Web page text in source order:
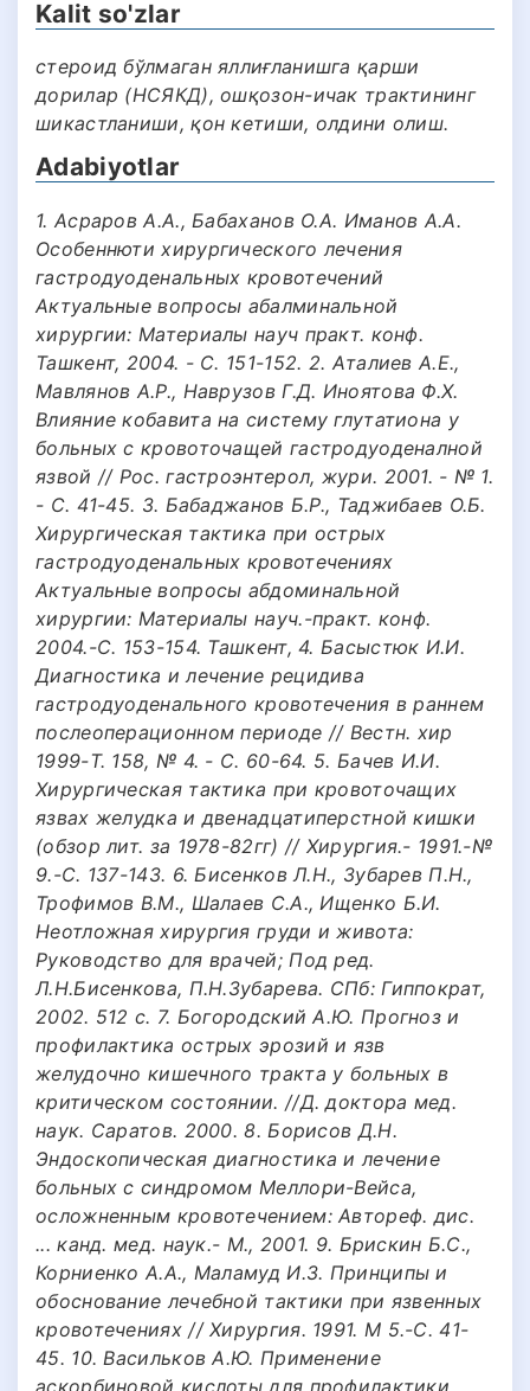
Kalit so'zlar
стероид бўлмаган яллиғланишга қарши
дорилар (НСЯКД), ошқозон-ичак трактининг
шикастланиши, қон кетиши, олдини олиш.
Adabiyotlar
1. Асраров А.А., Бабаханов О.А. Иманов А.А.
Особеннюти хирургического лечения
гастродуоденальных кровотечений
Актуальные вопросы абалминальной
хирургии: Материалы науч практ. конф.
Ташкент, 2004. - С. 151-152. 2. Аталиев А.Е.,
Мавлянов А.Р., Наврузов Г.Д. Иноятова Ф.Х.
Влияние кобавита на систему глутатиона у
больных с кровоточащей гастродуоденалной
язвой // Рос. гастроэнтерол, жури. 2001. - № 1.
- C. 41-45. 3. Бабаджанов Б.Р., Таджибаев О.Б.
Хирургическая тактика при острых
гастродуоденальных кровотечениях
Актуальные вопросы абдоминальной
хирургии: Материалы науч.-практ. конф.
2004.-C. 153-154. Ташкент, 4. Басыстюк И.И.
Диагностика и лечение рецидива
гастродуоденального кровотечения в раннем
послеоперационном периоде // Вестн. хир
1999-T. 158, № 4. - С. 60-64. 5. Бачев И.И.
Хирургическая тактика при кровоточащих
язвах желудка и двенадцатиперстной кишки
(обзор лит. за 1978-82гг) // Хирургия.- 1991.-№
9.-С. 137-143. 6. Бисенков Л.Н., Зубарев П.Н.,
Трофимов В.М., Шалаев С.А., Ищенко Б.И.
Неотложная хирургия груди и живота:
Руководство для врачей; Под ред.
Л.Н.Бисенкова, П.Н.Зубарева. СПб: Гиппократ,
2002. 512 с. 7. Богородский А.Ю. Прогноз и
профилактика острых эрозий и язв
желудочно кишечного тракта у больных в
критическом состоянии. //Д. доктора мед.
наук. Саратов. 2000. 8. Борисов Д.Н.
Эндоскопическая диагностика и лечение
больных с синдромом Меллори-Вейса,
осложненным кровотечением: Автореф. дис.
... канд. мед. наук.- М., 2001. 9. Брискин Б.С.,
Корниенко А.А., Маламуд И.З. Принципы и
обоснование лечебной тактики при язвенных
кровотечениях // Хирургия. 1991. M 5.-C. 41-
45. 10. Васильков А.Ю. Применение
аскорбиновой кислоты для профилактики